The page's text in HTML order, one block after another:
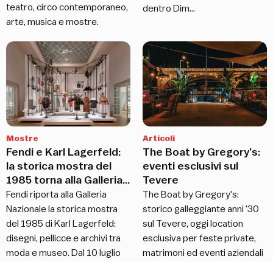
teatro, circo contemporaneo,
arte, musica e mostre.
dentro Dim…
Mostre
Fendi e Karl Lagerfeld:
la storica mostra del
1985 torna alla Galleria
Nazionale
Fendi riporta alla Galleria
Nazionale la storica mostra
del 1985 di Karl Lagerfeld:
disegni, pellicce e archivi tra
moda e museo. Dal 10 luglio
Articoli
The Boat by Gregory’s:
eventi esclusivi sul
Tevere
The Boat by Gregory's:
storico galleggiante anni '30
sul Tevere, oggi location
esclusiva per feste private,
matrimoni ed eventi aziendali